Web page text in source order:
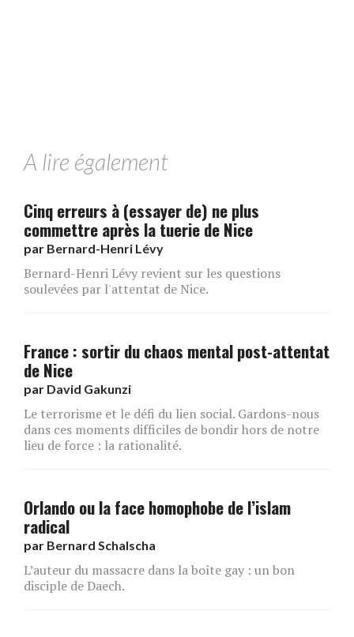
A lire également
Cinq erreurs à (essayer de) ne plus
commettre après la tuerie de Nice
par Bernard-Henri Lévy
Bernard-Henri Lévy revient sur les questions
soulevées par l'attentat de Nice.
France : sortir du chaos mental post-attentat
de Nice
par David Gakunzi
Le terrorisme et le défi du lien social. Gardons-nous
dans ces moments difficiles de bondir hors de notre
lieu de force : la rationalité.
Orlando ou la face homophobe de l’islam
radical
par Bernard Schalscha
L’auteur du massacre dans la boîte gay : un bon
disciple de Daech.